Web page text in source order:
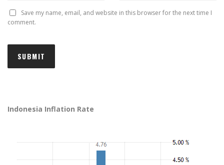
Save my name, email, and website in this browser for the next time I
comment.
Indonesia Inflation Rate